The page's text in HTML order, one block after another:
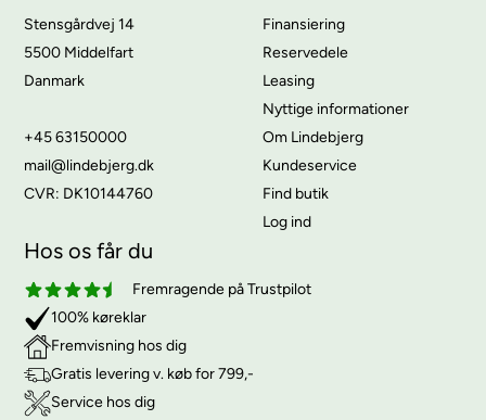
Stensgårdvej 14
5500 Middelfart
Danmark
+45 63150000
mail@lindebjerg.dk
CVR: DK10144760
Finansiering
Reservedele
Leasing
Nyttige informationer
Om Lindebjerg
Kundeservice
Find butik
Log ind
Hos os får du
Fremragende på Trustpilot
100% køreklar
Fremvisning hos dig
Gratis levering v. køb for 799,-
Service hos dig